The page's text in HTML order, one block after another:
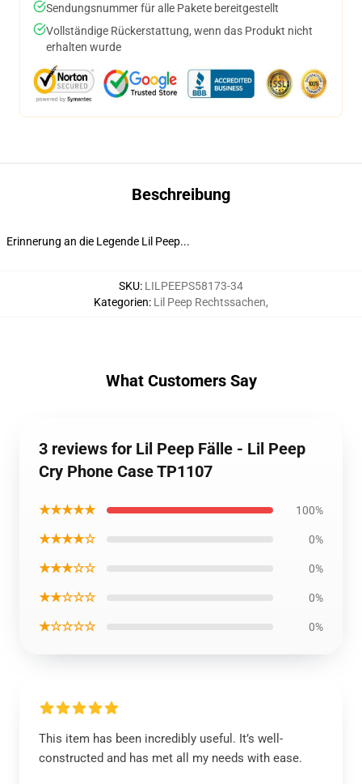
Sendungsnummer für alle Pakete bereitgestellt
Vollständige Rückerstattung, wenn das Produkt nicht
erhalten wurde
Beschreibung
Erinnerung an die Legende Lil Peep...
SKU: LILPEEPS58173-34
Kategorien: Lil Peep Rechtssachen,
What Customers Say
3 reviews for Lil Peep Fälle - Lil Peep
Cry Phone Case TP1107
★★★★★ 100%
★★★★☆ 0%
★★★☆☆ 0%
★★☆☆☆ 0%
★☆☆☆☆ 0%
This item has been incredibly useful. It’s well-
constructed and has met all my needs with ease.